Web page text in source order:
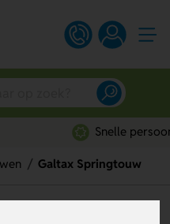
service
Galtax Springtouw